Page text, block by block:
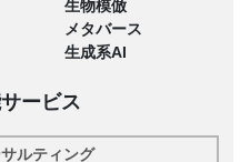
生物模倣
メタバース
生成系AI
ービス
ルティング